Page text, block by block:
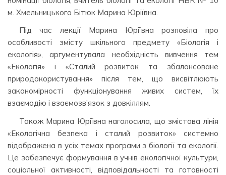
м. Хмельницького Бітюк Марина Юріївна.
Під час лекції Марина Юріївна розповіла про
особливості змісту шкільного предмету «Біологія і
екологія», аргументувала необхідність вивчення тем
«Екологія» і «Сталий розвиток та збалансоване
природокористування» після тем, що висвітлюють
закономірності функціонування живих систем, їх
взаємодію і взаємозв’язок з довкіллям.
Також Марина Юріївна наголосила, що змістова лінія
«Екологічна безпека і сталий розвиток» системно
відображена в усіх темах програми з біології та екології.
Це забезпечує формування в учнів екологічної культури,
соціальної активності, відповідальності та готовності